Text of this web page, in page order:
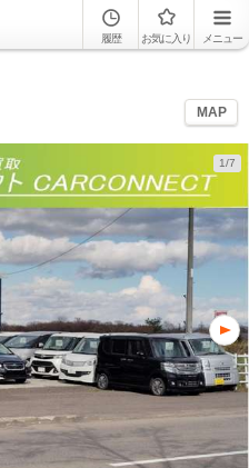
履歴 お気に入り メニュー
MAP
1/7